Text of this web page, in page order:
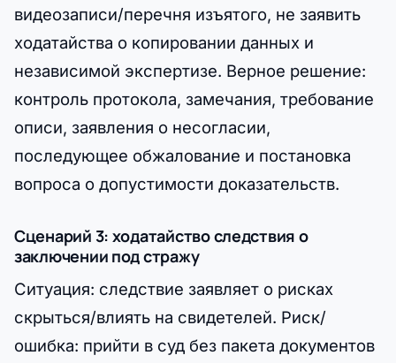
видеозаписи/перечня изъятого, не заявить
ходатайства о копировании данных и
независимой экспертизе. Верное решение:
контроль протокола, замечания, требование
описи, заявления о несогласии,
последующее обжалование и постановка
вопроса о допустимости доказательств.
Сценарий 3: ходатайство следствия о
заключении под стражу
Ситуация: следствие заявляет о рисках
скрыться/влиять на свидетелей. Риск/
ошибка: прийти в суд без пакета документов